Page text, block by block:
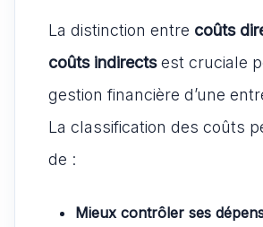
La distinction entre coûts
coûts indirectsest cruciale
gestion financière d’une
La classification des coûts
de :
Mieux contrôler ses